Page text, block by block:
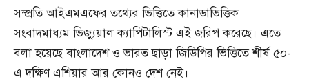
সম্প্রতি আইএমএফের তথ্যের ভিত্তিতে কানাডাভিত্তিক
সংবাদমাধ্যম ভিজ্যুয়াল ক্যাপিটালিস্ট এই জরিপ করেছে। এতে
বলা হয়েছে বাংলাদেশ ও ভারত ছাড়া জিডিপির ভিত্তিতে শীর্ষ ৫০-
এ দক্ষিণ এশিয়ার আর কোনও দেশ নেই।